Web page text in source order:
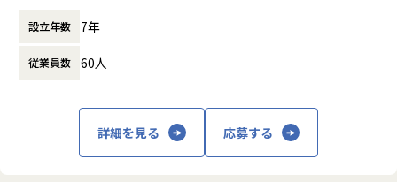
装
▼ビジネスサイド（PdM・経営層）と連携した技術的アプロ
ーチの策定
採用管理システムで、企業が効率的かつ効果
します。sonar ATSは、応募者の管理、面接
ます。また、AIを活用したエントリーシート
選考支援機能も搭載しており、企業の採用活
動をさらに効率化します。
設立年数 7年
従業員数 60人
詳細を見る 応募する